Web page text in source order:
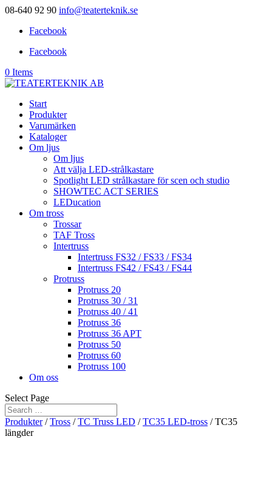
08-640 92 90 info@teaterteknik.se
Facebook
Facebook
0 Items
Start
Produkter
Varumärken
Kataloger
Om ljus
Om ljus
Att välja LED-strålkastare
Spotlight LED strålkastare för scen och studio
SHOWTEC ACT SERIES
LEDucation
Om tross
Trossar
TAF Tross
Intertruss
Intertruss FS32 / FS33 / FS34
Intertruss FS42 / FS43 / FS44
Protruss
Protruss 20
Protruss 30 / 31
Protruss 40 / 41
Protruss 36
Protruss 36 APT
Protruss 50
Protruss 60
Protruss 100
Om oss
Select Page
Produkter/Tross /TC Truss LED /TC35 LED-tross / TC35
längder